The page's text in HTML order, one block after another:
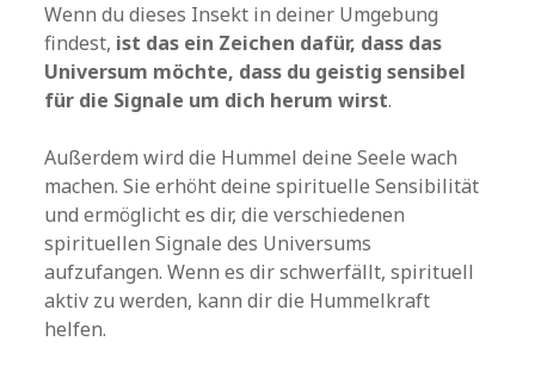
Wenn du dieses Insekt in deiner Umgebung
findest, ist das ein Zeichen dafür, dass das
Universum möchte, dass du geistig sensibel
für die Signale um dich herum wirst.
Außerdem wird die Hummel deine Seele wach
machen. Sie erhöht deine spirituelle Sensibilität
und ermöglicht es dir, die verschiedenen
spirituellen Signale des Universums
aufzufangen. Wenn es dir schwerfällt, spirituell
aktiv zu werden, kann dir die Hummelkraft
helfen.